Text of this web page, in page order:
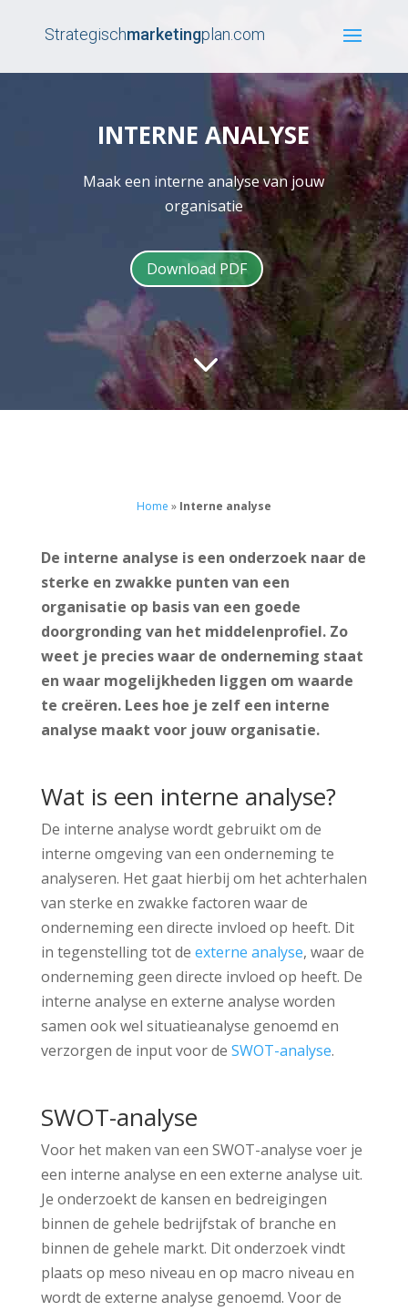
Strategischmarketingplan.com
INTERNE ANALYSE
Maak een interne analyse van jouw
organisatie
Download PDF
3
Home » Interne analyse
De interne analyse is een onderzoek naar de
sterke en zwakke punten van een
organisatie op basis van een goede
doorgronding van het middelenprofiel. Zo
weet je precies waar de onderneming staat
en waar mogelijkheden liggen om waarde
te creëren. Lees hoe je zelf een interne
analyse maakt voor jouw organisatie.
Wat is een interne analyse?
De interne analyse wordt gebruikt om de
interne omgeving van een onderneming te
analyseren. Het gaat hierbij om het achterhalen
van sterke en zwakke factoren waar de
onderneming een directe invloed op heeft. Dit
in tegenstelling tot de externe analyse, waar de
onderneming geen directe invloed op heeft. De
interne analyse en externe analyse worden
samen ook wel situatieanalyse genoemd en
verzorgen de input voor de SWOT-analyse.
SWOT-analyse
Voor het maken van een SWOT-analyse voer je
een interne analyse en een externe analyse uit.
Je onderzoekt de kansen en bedreigingen
binnen de gehele bedrijfstak of branche en
binnen de gehele markt. Dit onderzoek vindt
plaats op meso niveau en op macro niveau en
wordt de externe analyse genoemd. Voor de